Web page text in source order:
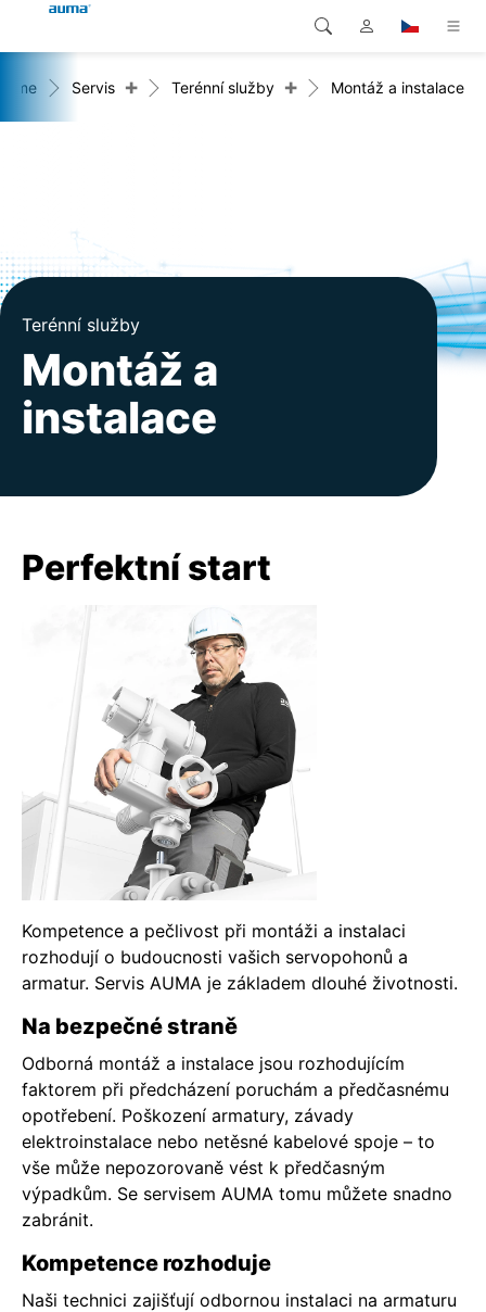
Produkty
Servis
Společnost
Kontakt
Global
Severní Amerika
Vyhledávání
Servis + Terénní služby + Montáž a instalace
Terénní služby
Montáž a
instalace
Perfektní start
Kompetence a pečlivost při montáži a instalaci
rozhodují o budoucnosti vašich servopohonů a
armatur. Servis AUMA je základem dlouhé životnosti.
Na bezpečné straně
Odborná montáž a instalace jsou rozhodujícím
faktorem při předcházení poruchám a předčasnému
opotřebení. Poškození armatury, závady
elektroinstalace nebo netěsné kabelové spoje – to
vše může nepozorovaně vést k předčasným
výpadkům. Se servisem AUMA tomu můžete snadno
zabránit.
Kompetence rozhoduje
Naši technici zajišťují odbornou instalaci na armaturu